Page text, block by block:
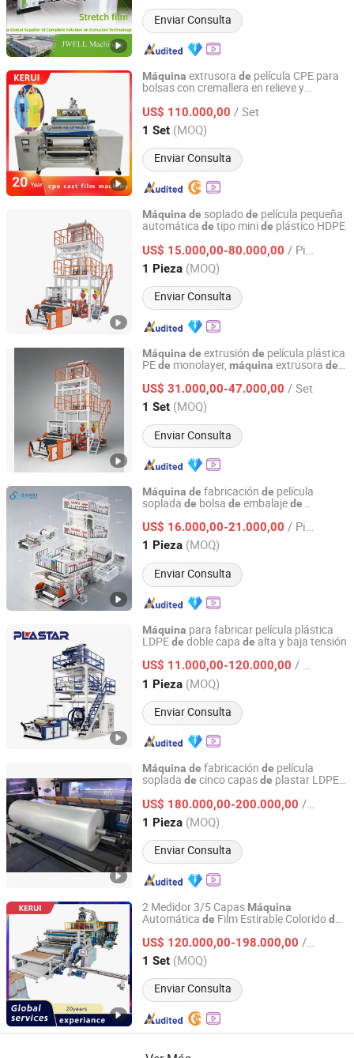
Enviar Consulta
Máquina extrusora de película CPE para
bolsas con cremallera en relieve y
desechables para pañales
deembalajede
productos electrónicos
US$ 110.000,00 / Set
1 Set (MOQ)
Enviar Consulta
Kerui Plastic Machinery(Dongguan)Co., Ltd.
Guangdong, China Desde 2023
Máquina de sopladode película pequeña
automática de tipo minide plástico HDPE
US$ 15.000,00-80.000,00 / Pieza
1 Pieza (MOQ)
Enviar Consulta
RUIAN NUOSHENG MACHINE CO., LTD.
Zhejiang, China Desde 2018
Máquina de extrusión de película plástica
PEde monolayer, máquina extrusora de
máquinadeextrusióndepelícula para
fabricaciónde
US$ 31.000,00-47.000,00 / Set
1 Set (MOQ)
Enviar Consulta
RUIAN NUOSHENG MACHINE CO., LTD.
Zhejiang, China Desde 2018
Máquina de fabricación de película
soplada de bolsa de embalajede
capasdecoextrusión IBCdeTaiwán PE
LDPE LLDPE
US$ 16.000,00-21.000,00 / Pieza
1 Pieza (MOQ)
Enviar Consulta
Zhejiang Bangtai Machine Co., Ltd.
Zhejiang, China Desde 2007
Máquina para fabricar película plástica
LDPEde doble capa de alta y baja tensión
US$ 11.000,00-120.000,00 / Pieza
1 Pieza (MOQ)
Enviar Consulta
Zhejiang Pengxiang Machinery Manufacturing Co., Ltd.
Zhejiang, China Desde 2024
Máquina de fabricación de película
soplada de cinco capasde plastar LDPE
US$ 180.000,00-200.000,00 / Pieza
1 Pieza (MOQ)
Enviar Consulta
Zhejiang Pengxiang Machinery Manufacturing Co., Ltd.
Zhejiang, China Desde 2024
2 Medidor 3/5 Capas Máquina
Automática de Film Estirable Coloridode
Maquinaria para Producir Heno
US$ 120.000,00-198.000,00 / Set
1 Set (MOQ)
Enviar Consulta
Kerui Plastic Machinery(Dongguan)Co., Ltd.
Guangdong, China Desde 2023